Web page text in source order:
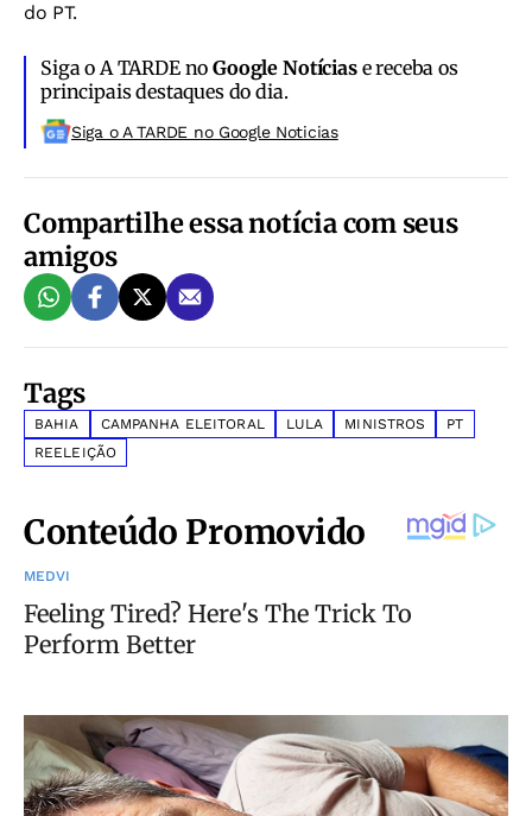
do PT.
Siga o A TARDE noGoogle Notíciase receba os
principais destaques do dia.
Siga o A TARDE no Google Noticias
Compartilhe essa notícia com seus
amigos
Tags
BAHIA CAMPANHA ELEITORAL LULA MINISTROS
PT
REELEIÇÃO